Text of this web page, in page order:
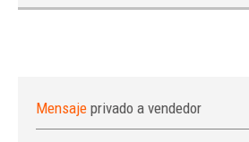
Mensaje privado a vendedor